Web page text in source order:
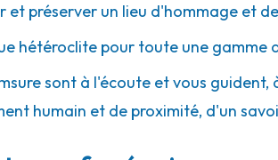
et préserver un lieu d'hommage et
hétéroclite pour toute une gamme
sont à l'écoute et vous
humain et de proximité, d'un